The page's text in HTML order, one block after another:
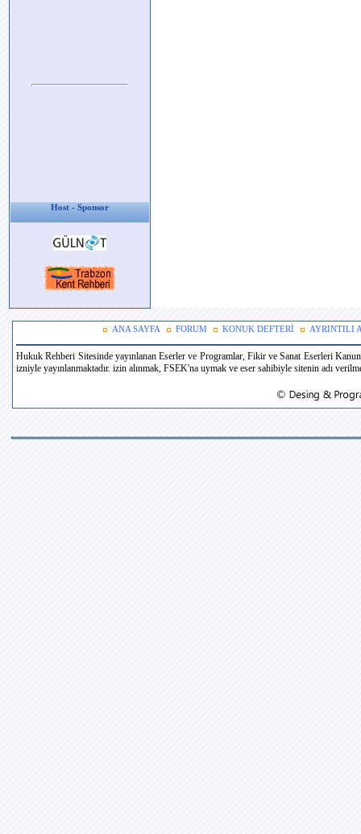
Host - Sponsor
ANA SAYFA FORUM KONUK DEFTERİ AYRINTILI
Hukuk Rehberi Sitesinde yayınlanan Eserler ve Programlar, Fikir ve Sanat Eserleri
izniyle yayınlanmaktadır. izin alınmak, FSEK'na uymak ve eser sahibiyle sitenin adı